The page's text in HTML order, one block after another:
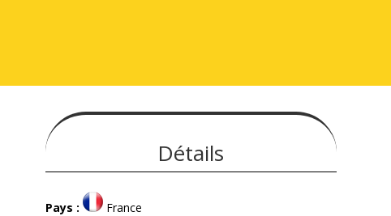
Détails
Pays : France